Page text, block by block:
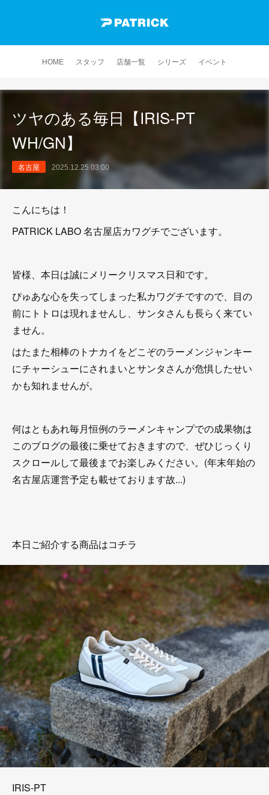
HOME スタッフ 店舗一覧 シリーズ イベント
ツヤのある毎日【IRIS-PT
WH/GN】
名古屋 2025.12.25 03:00
こんにちは！
PATRICK LABO 名古屋店カワグチでございます。
皆様、本日は誠にメリークリスマス日和です。
ぴゅあな心を失ってしまった私カワグチですので、目の
前にトトロは現れませんし、サンタさんも長らく来てい
ません。
はたまた相棒のトナカイをどこぞのラーメンジャンキー
にチャーシューにされまいとサンタさんが危惧したせい
かも知れませんが。
何はともあれ毎月恒例のラーメンキャンプでの成果物は
このブログの最後に乗せておきますので、ぜひじっくり
スクロールして最後までお楽しみください。(年末年始の
名古屋店運営予定も載せております故...)
本日ご紹介する商品はコチラ
IRIS-PT